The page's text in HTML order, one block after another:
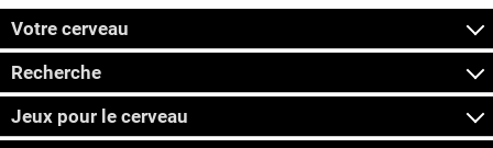
Votre cerveau
Recherche
Jeux pour le cerveau